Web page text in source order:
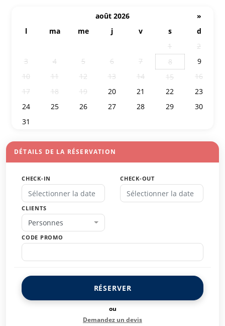
août 2026
»
l
ma me j v s
d
1
2
3
4 5 6 7 8
9
10
11 12 13 14 15
16
17
18 19 20 21 22
23
24
25 26 27 28 29
30
31
DÉTAILS DE LA RÉSERVATION
CHECK-IN CHECK-OUT
CLIENTS
Personnes
CODE PROMO
RÉSERVER
ou
Demandez un devis